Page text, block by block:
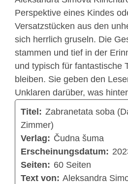
Perspektive eines Kindes
Versatzstücken aus den
sich herrlich gruseln. Die
stammen und tief in der
und typisch für fantastische
bleiben. Sie geben den
Unklaren darüber, was
Titel: Zabranetata soba
Zimmer)
Verlag: Čudna šuma
Erscheinungsdatum:
Seiten: 60 Seiten
Text von: Aleksandra